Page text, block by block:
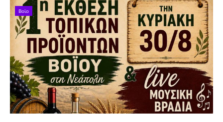
Βοϊο